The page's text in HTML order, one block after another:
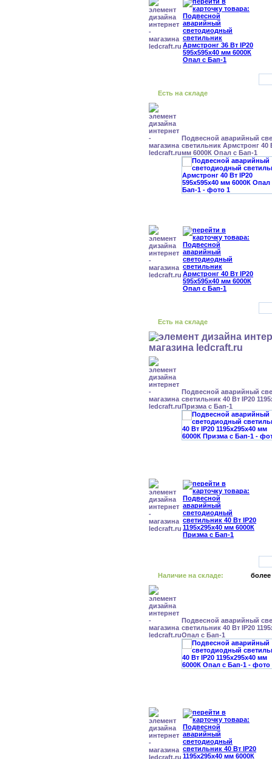
Есть на складе
Подвесной аварийный
светильник Армстронг 40
мм 6000К Опал с Бап-1
Есть на складе
Подвесной аварийный
светильник 40 Вт IP20
Призма с Бап-1
Наличие на складе: более
Подвесной аварийный
светильник 40 Вт IP20
Опал с Бап-1